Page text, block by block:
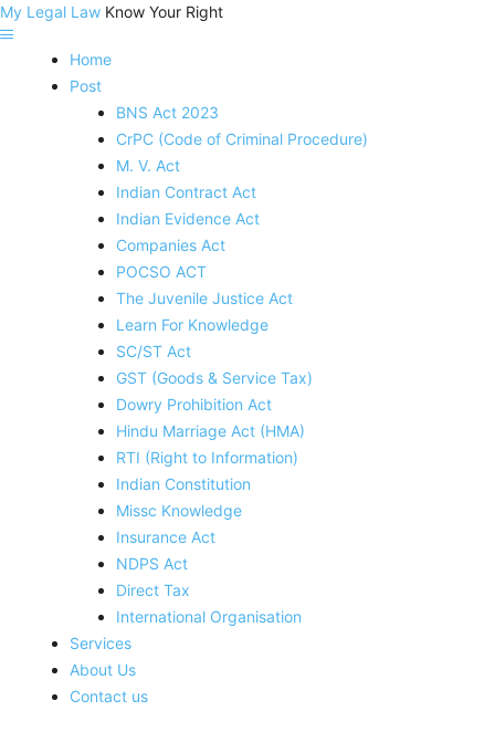
My Legal Law Know Your Right
Home
Post
BNS Act 2023
CrPC (Code of Criminal Procedure)
M. V. Act
Indian Contract Act
Indian Evidence Act
Companies Act
POCSO ACT
The Juvenile Justice Act
Learn For Knowledge
SC/ST Act
GST (Goods & Service Tax)
Dowry Prohibition Act
Hindu Marriage Act (HMA)
RTI (Right to Information)
Indian Constitution
Missc Knowledge
Insurance Act
NDPS Act
Direct Tax
International Organisation
Services
About Us
Contact us